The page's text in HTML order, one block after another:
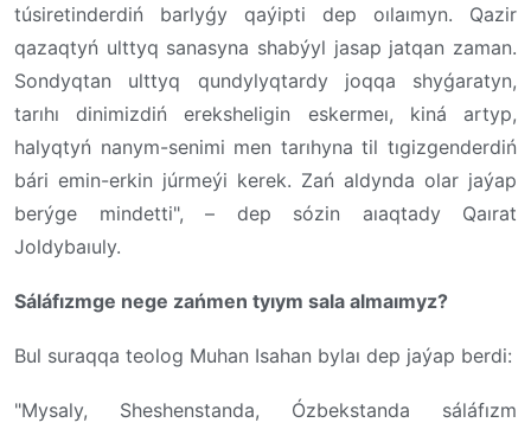
túsiretinderdiń barlyǵy qaýipti dep oılaımyn. Qazir
qazaqtyń ulttyq sanasyna shabýyl jasap jatqan zaman.
Sondyqtan ulttyq qundylyqtardy joqqa shyǵaratyn,
tarıhı dinimizdiń ereksheligin eskermeı, kiná artyp,
halyqtyń nanym-senimi men tarıhyna til tıgizgenderdiń
bári emin-erkin júrmeýi kerek. Zań aldynda olar jaýap
berýge mindetti", – dep sózin aıaqtady Qaırat
Joldybaıuly.
Sáláfızmge nege zańmen tyıym sala almaımyz?
Bul suraqqa teolog Muhan Isahan bylaı dep jaýap berdi:
"Mysaly, Sheshenstanda, Ózbekstanda sáláfızm